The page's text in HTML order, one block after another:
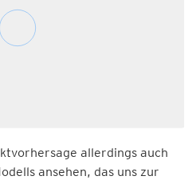
allerdings auch
ansehen, das uns zur